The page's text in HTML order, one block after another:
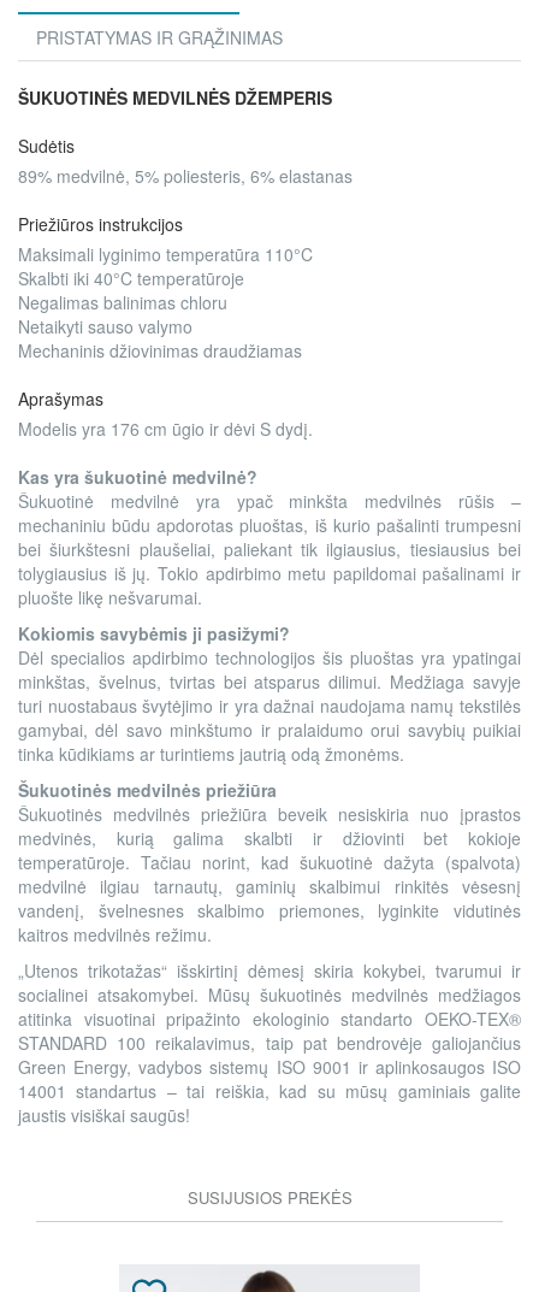
PRISTATYMAS IR GRĄŽINIMAS
ŠUKUOTINĖS MEDVILNĖS DŽEMPERIS
Sudėtis
89% medvilnė, 5% poliesteris, 6% elastanas
Priežiūros instrukcijos
Maksimali lyginimo temperatūra 110°C
Skalbti iki 40°C temperatūroje
Negalimas balinimas chloru
Netaikyti sauso valymo
Mechaninis džiovinimas draudžiamas
Aprašymas
Modelis yra 176 cm ūgio ir dėvi S dydį.
Kas yra šukuotinė medvilnė?
Šukuotinė medvilnė yra ypač minkšta medvilnės rūšis –
mechaniniu būdu apdorotas pluoštas, iš kurio pašalinti trumpesni
bei šiurkštesni plaušeliai, paliekant tik ilgiausius, tiesiausius bei
tolygiausius iš jų. Tokio apdirbimo metu papildomai pašalinami ir
pluošte likę nešvarumai.
Kokiomis savybėmis ji pasižymi?
Dėl specialios apdirbimo technologijos šis pluoštas yra ypatingai
minkštas, švelnus, tvirtas bei atsparus dilimui. Medžiaga savyje
turi nuostabaus švytėjimo ir yra dažnai naudojama namų tekstilės
gamybai, dėl savo minkštumo ir pralaidumo orui savybių puikiai
tinka kūdikiams ar turintiems jautrią odą žmonėms.
Šukuotinės medvilnės priežiūra
Šukuotinės medvilnės priežiūra beveik nesiskiria nuo įprastos
medvinės, kurią galima skalbti ir džiovinti bet kokioje
temperatūroje. Tačiau norint, kad šukuotinė dažyta (spalvota)
medvilnė ilgiau tarnautų, gaminių skalbimui rinkitės vėsesnį
vandenį, švelnesnes skalbimo priemones, lyginkite vidutinės
kaitros medvilnės režimu.
„Utenos trikotažas“ išskirtinį dėmesį skiria kokybei, tvarumui ir
socialinei atsakomybei. Mūsų šukuotinės medvilnės medžiagos
atitinka visuotinai pripažinto ekologinio standarto OEKO-TEX®
STANDARD 100 reikalavimus, taip pat bendrovėje galiojančius
Green Energy, vadybos sistemų ISO 9001 ir aplinkosaugos ISO
14001 standartus – tai reiškia, kad su mūsų gaminiais galite
jaustis visiškai saugūs!
SUSIJUSIOS PREKĖS